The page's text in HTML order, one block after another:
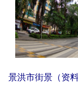
景洪市街景（资